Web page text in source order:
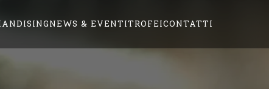
NEWS & EVENTITROFEICONTATTI